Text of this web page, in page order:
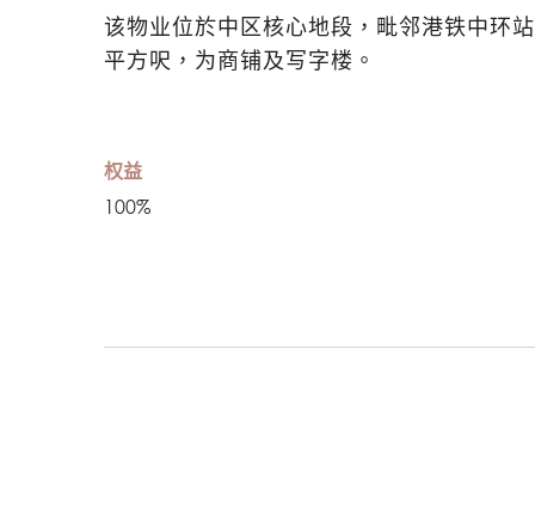
该物业位於中区核心地段，毗邻港铁中环
平方呎，为商铺及写字楼。
权益
100%